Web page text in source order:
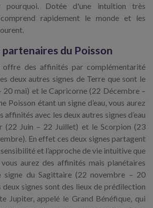
pourquoi. Dotée d'une intuition très
rapidement le monde et les
du Poisson
offre des affinités par complémentarité
deux autres signes de Terre que sont le
20 mai) et le Capricorne (22 Décembre –
Poisson étant un signe d’eau, vous aurez
affinités avec les deux autres signes d’eau
(22 Juin – 22 Juillet) et le Scorpion (23
En effet ces deux signes partagent
et l’approche de vie intuitive que
aurez des affinités mais planétaires
du Sagittaire (22 novembre – 20
deux signes sont des lieux de prédilection
Jupiter, appelé le Grand Bénéfique, qui